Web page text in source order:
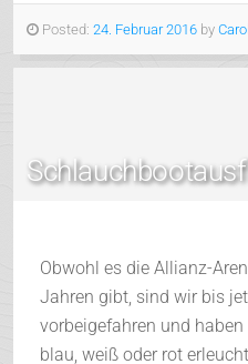
Posted: 24. Februar 2016 by
Obwohl es die Allianz-
Jahren gibt, sind wir bis
vorbeigefahren und
blau, weiß oder rot